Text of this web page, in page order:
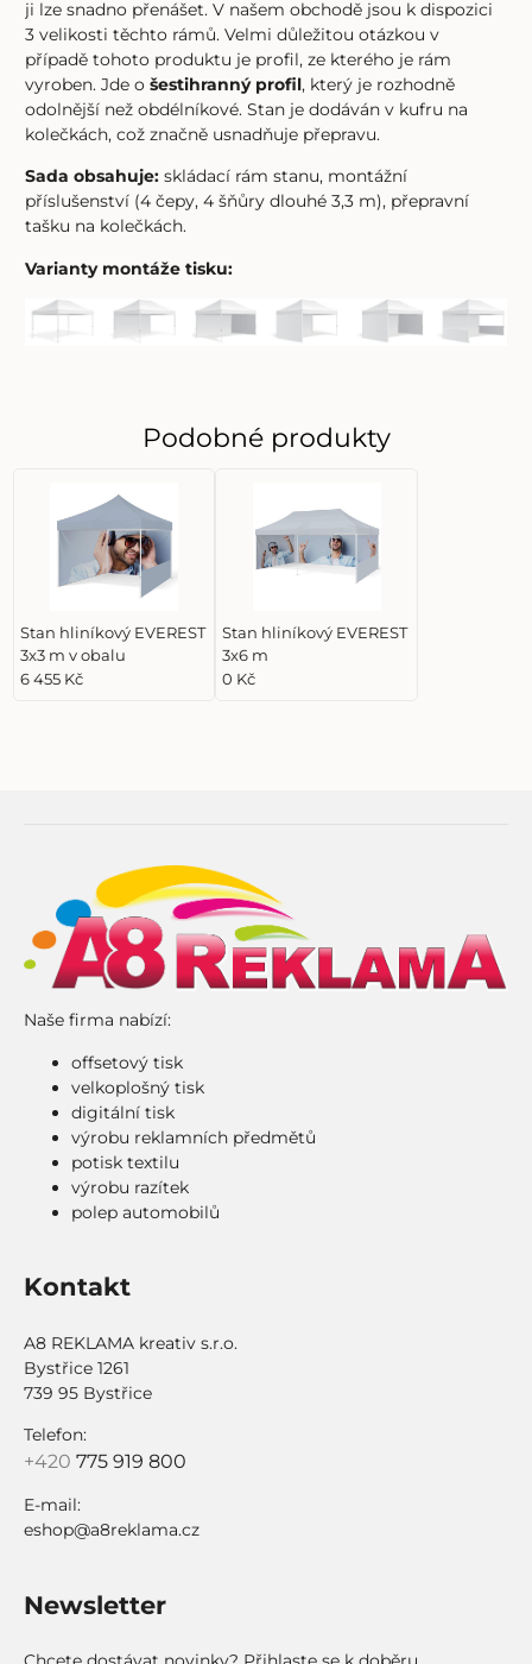
ji lze snadno přenášet. V našem obchodě jsou k dispozici
3 velikosti těchto rámů. Velmi důležitou otázkou v
případě tohoto produktu je profil, ze kterého je rám
vyroben. Jde ošestihranný profil, který je rozhodně
odolnější než obdélníkové. Stan je dodáván v kufru na
kolečkách, což značně usnadňuje přepravu.
Sada obsahuje: skládací rám stanu, montážní
příslušenství (4 čepy, 4 šňůry dlouhé 3,3 m), přepravní
tašku na kolečkách.
Varianty montáže tisku:
Podobné produkty
Stan hliníkový EVEREST
3x3 m v obalu
6 455 Kč
Stan hliníkový EVEREST
3x6 m
0 Kč
Naše firma nabízí:
offsetový tisk
velkoplošný tisk
digitální tisk
výrobu reklamních předmětů
potisk textilu
výrobu razítek
polep automobilů
Kontakt
A8 REKLAMA kreativ s.r.o.
Bystřice 1261
739 95 Bystřice
Telefon:
+420 775 919 800
E-mail:
eshop@a8reklama.cz
Newsletter